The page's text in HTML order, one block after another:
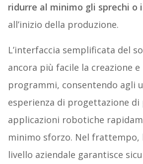
ridurre al minimo gli sprechi o
all’inizio della produzione.
L’interfaccia semplificata del
ancora più facile la creazione
programmi, consentendo agli
esperienza di progettazione
applicazioni robotiche
minimo sforzo. Nel frattempo,
livello aziendale garantisce